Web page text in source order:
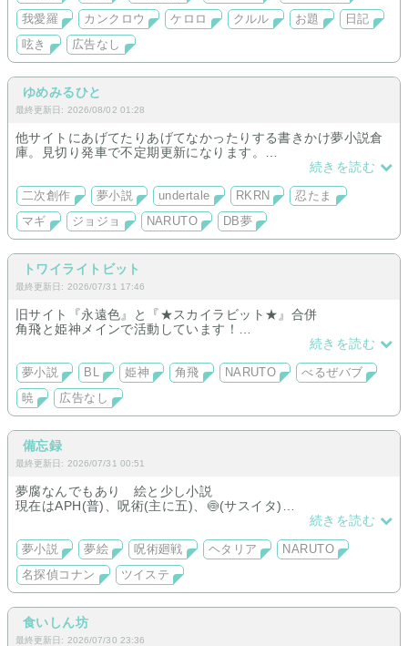
我愛羅
カンクロウ ケロロ クルル お題
日記
呟き
広告なし
ゆめみるひと
最終更新日: 2026/08/02 01:28
他サイトにあげてたりあげてなかったりする書きかけ夢小説倉
庫。見切り発車で不定期更新になります。
ネタで終わってるのも多いです。女主多め、ちょっとだけ男主
せん。
アンテ:原作知識あり夢主/RKRN:潮江中心・天女ネタあり/マギ:
シンドバッド夢予定/J0J0:男主友情夢/NARUTO:扉間夢/DB:女サ
イヤ人夢主,短編ネタ
続きを読む
二次創作 夢小説 undertale RKRN
忍たま
マギ
ジョジョ NARUTO DB夢
トワイライトビット
最終更新日: 2026/07/31 17:46
旧サイト『永遠色』と『★スカイラビット★』合併
角飛と姫神メインで活動しています！
※夢は恋愛要素ほとんどありません
続きを読む
夢小説 BL 姫神 角飛 NARUTO
べるぜバブ
暁
広告なし
備忘録
最終更新日: 2026/07/31 00:51
夢腐なんでもあり 絵と少し小説
現在はAPH(普)、呪術(主に五)、🍥(サスイタ)
夢小説のみK(草薙)、第五(白黒)、APH(普)、DC(hgwr)
続きを読む
夢小説 夢絵 呪術廻戦 ヘタリア
NARUTO
名探偵コナン
ツイステ
食いしん坊
最終更新日: 2026/07/30 23:36